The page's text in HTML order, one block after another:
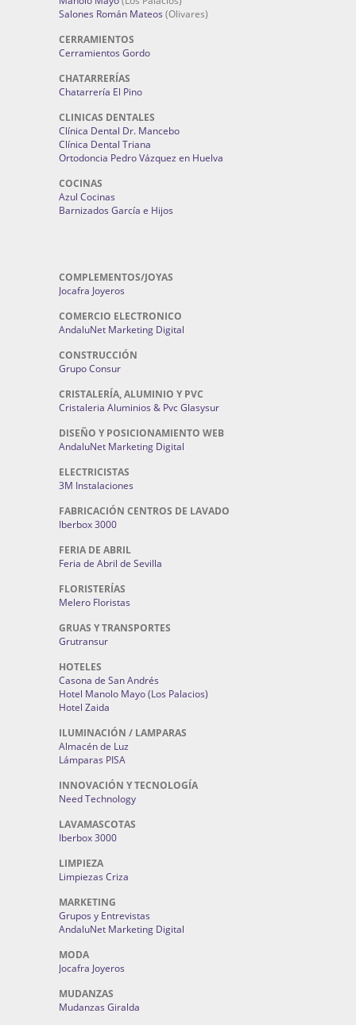
Salones Román Mateos (Olivares)
CERRAMIENTOS
Cerramientos Gordo
CHATARRERÍAS
Chatarrería El Pino
CLINICAS DENTALES
Clínica Dental Dr. Mancebo
Clínica Dental Triana
Ortodoncia Pedro Vázquez en Huelva
COCINAS
Azul Cocinas
Barnizados García e Hijos
COMPLEMENTOS/JOYAS
Jocafra Joyeros
COMERCIO ELECTRONICO
AndaluNet Marketing Digital
CONSTRUCCIÓN
Grupo Consur
CRISTALERÍA, ALUMINIO Y PVC
Cristaleria Aluminios & Pvc Glasysur
DISEÑO Y POSICIONAMIENTO WEB
AndaluNet Marketing Digital
ELECTRICISTAS
3M Instalaciones
FABRICACIÓN CENTROS DE LAVADO
Iberbox 3000
FERIA DE ABRIL
Feria de Abril de Sevilla
FLORISTERÍAS
Melero Floristas
GRUAS Y TRANSPORTES
Grutransur
HOTELES
Casona de San Andrés
Hotel Manolo Mayo (Los Palacios)
Hotel Zaida
ILUMINACIÓN / LAMPARAS
Almacén de Luz
Lámparas PISA
INNOVACIÓN Y TECNOLOGÍA
Need Technology
LAVAMASCOTAS
Iberbox 3000
LIMPIEZA
Limpiezas Criza
MARKETING
Grupos y Entrevistas
AndaluNet Marketing Digital
MODA
Jocafra Joyeros
MUDANZAS
Mudanzas Giralda